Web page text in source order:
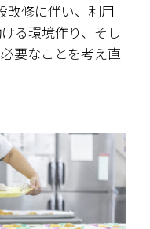
改修に伴い、利用
る環境作り、そし
要なことを考え直